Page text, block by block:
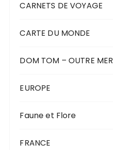
CARNETS DE VOYAGE
CARTE DU MONDE
DOM TOM – OUTRE MER
EUROPE
Faune et Flore
FRANCE